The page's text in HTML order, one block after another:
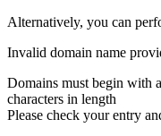
Alternatively, you can
Invalid domain name
Domains must begin with
characters in length
Please check your entry